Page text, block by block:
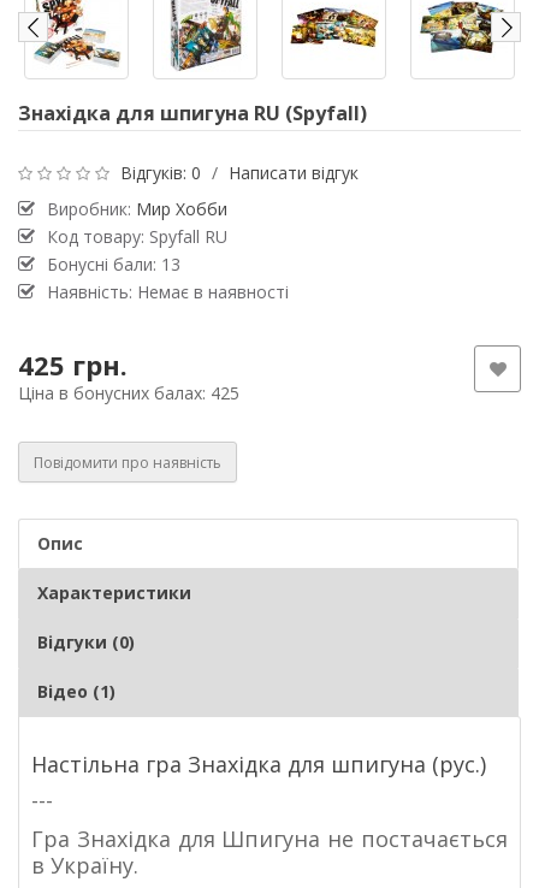
Знахідка для шпигуна RU (Spyfall)
Відгуків: 0 / Написати відгук
Виробник: Мир Хобби
Код товару: Spyfall RU
Бонусні бали: 13
Наявність: Немає в наявності
425 грн.
Ціна в бонусних балах: 425
Повідомити про наявність
Опис
Характеристики
Відгуки (0)
Відео (1)
Настільна гра Знахідка для шпигуна (рус.)
---
Гра Знахідка для Шпигуна не постачається
в Україну.